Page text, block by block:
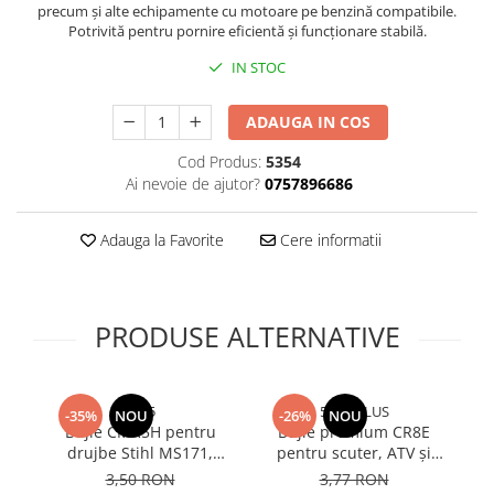
Bureti si lavete
Maturi, Mopuri si galeti
Decoratiuni casa & sarbatori
Accesorii decorative
Mercerie
Accesorii corpuri de iluminat
Accesorii prize si intrerupatoare
Aplice fatada
Aplice si plafoniere
precum și alte echipamente cu motoare pe benzină compatibile.
Potrivită pentru pornire eficientă și funcționare stabilă.
IN STOC
ADAUGA IN COS
Cod Produs: 5354
Ai nevoie de ajutor? 0757896686
Adauga la Favorite Cere informatii
PRODUSE ALTERNATIVE
-35% NOU
4565
Bujie CMR5H pentru
drujbe Stihl MS171,
MS181, MS211 și alte
3,50 RON
-26% NOU
5367-PLUS
Bujie premium CR8E
pentru scuter, ATV și
motoare 4T 125-600cc,
3,77 RON